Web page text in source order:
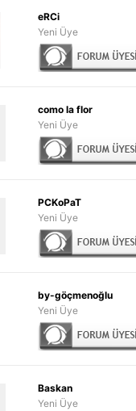
eRCi
Yeni Üye
como la flor
Yeni Üye
PCKoPaT
Yeni Üye
by-göçmenoğlu
Yeni Üye
Baskan
Yeni Üye